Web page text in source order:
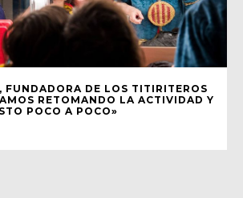
FUNDADORA DE LOS TITIRITEROS
RETOMANDO LA ACTIVIDAD Y
POCO A POCO»